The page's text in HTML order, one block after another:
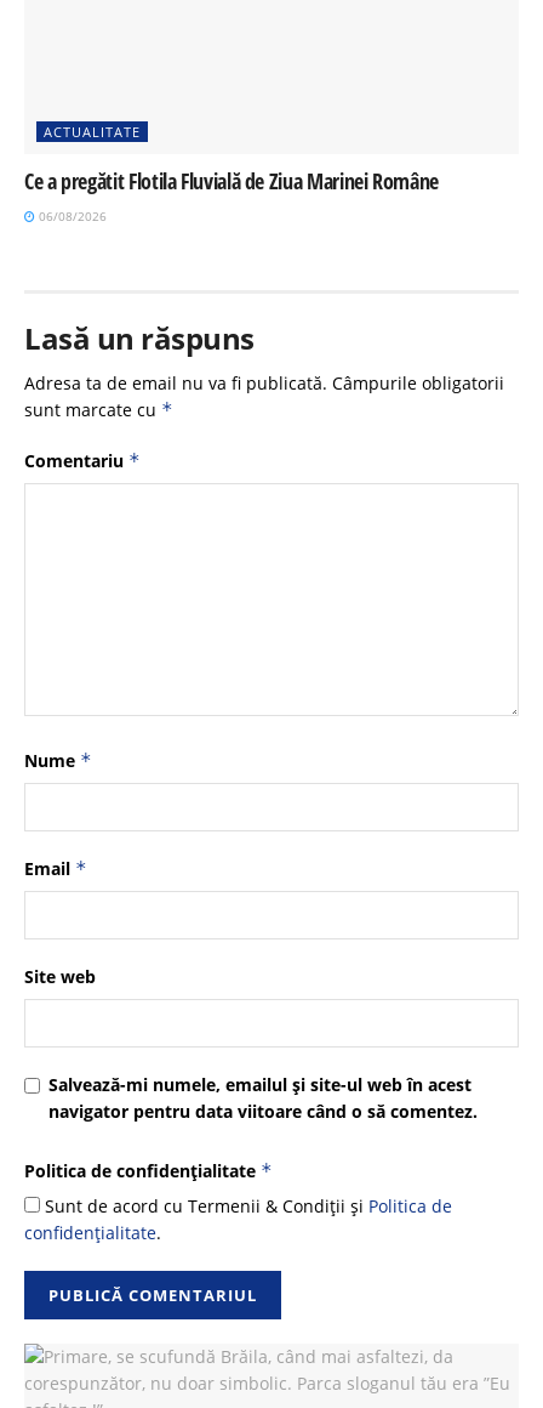
ACTUALITATE
Ce a pregătit Flotila Fluvială de Ziua Marinei Române
06/08/2026
Lasă un răspuns
Adresa ta de email nu va fi publicată. Câmpurile obligatorii
sunt marcate cu *
Comentariu *
Nume *
Email *
Site web
Salvează-mi numele, emailul și site-ul web în acest
navigator pentru data viitoare când o să comentez.
Politica de confidențialitate *
Sunt de acord cu Termenii & Condiții și Politica de
confidențialitate.